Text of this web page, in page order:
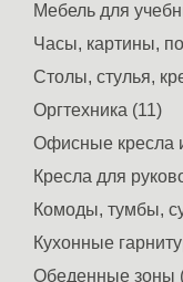
Мебель для
Часы, картины,
Столы, стулья,
Оргтехника (11)
Офисные кресла
Кресла для
Комоды, тумбы,
Кухонные
Обеденные зоны